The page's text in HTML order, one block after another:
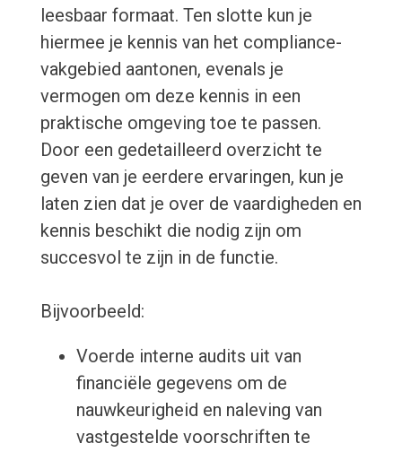
leesbaar formaat. Ten slotte kun je
hiermee je kennis van het compliance-
vakgebied aantonen, evenals je
vermogen om deze kennis in een
praktische omgeving toe te passen.
Door een gedetailleerd overzicht te
geven van je eerdere ervaringen, kun je
laten zien dat je over de vaardigheden en
kennis beschikt die nodig zijn om
succesvol te zijn in de functie.
Bijvoorbeeld:
Voerde interne audits uit van
financiële gegevens om de
nauwkeurigheid en naleving van
vastgestelde voorschriften te